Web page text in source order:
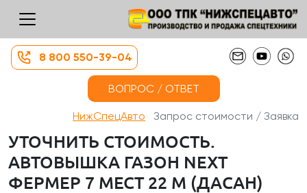
8 800 550-39-04
ВОПРОС / ОТВЕТ
НижСпецАвто Запрос стоимости / Заявка
УТОЧНИТЬ СТОИМОСТЬ.
АВТОВЫШКА ГАЗОН NEXT
ФЕРМЕР 7 МЕСТ 22 М (ДАСАН)